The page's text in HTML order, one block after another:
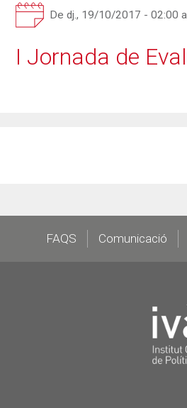
De dj., 19/10/2017 - 02:00 a
I Jornada de
FooterFAQS Comunicació